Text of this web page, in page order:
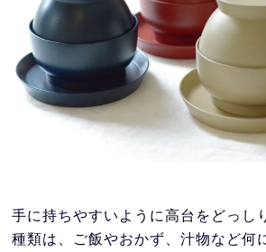
手に持ちやすいように高台をどっし
種類は、ご飯やおかず、汁物など何